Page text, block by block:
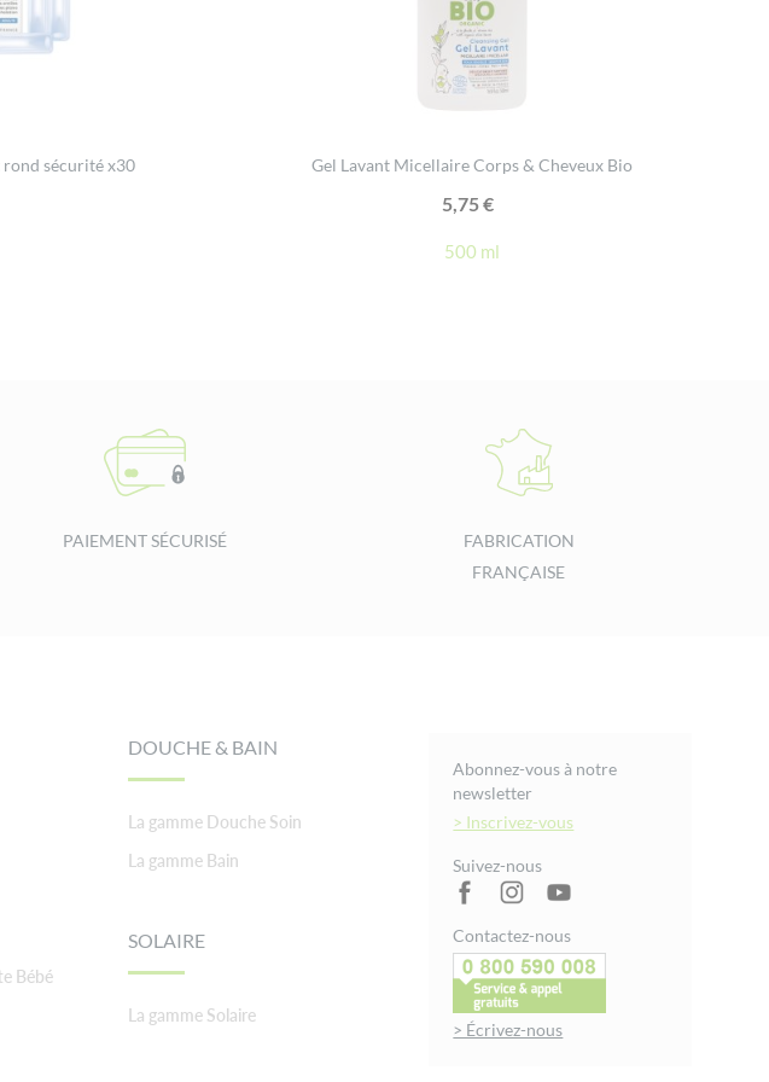
sécurité x30 Gel Lavant Micellaire Corps & Cheveux Bio
5,75€
500 ml
PAIEMENT SÉCURISÉ
FABRICATION
FRANÇAISE
Bébé
DOUCHE & BAIN
La gamme Douche Soin
La gamme Bain
SOLAIRE
La gamme Solaire
Abonnez-vous à notre
newsletter
> Inscrivez-vous
Suivez-nous
Contactez-nous
> Écrivez-nous